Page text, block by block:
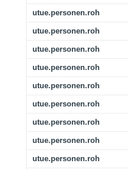
utue.personen.roh
utue.personen.roh
utue.personen.roh
utue.personen.roh
utue.personen.roh
utue.personen.roh
utue.personen.roh
utue.personen.roh
utue.personen.roh